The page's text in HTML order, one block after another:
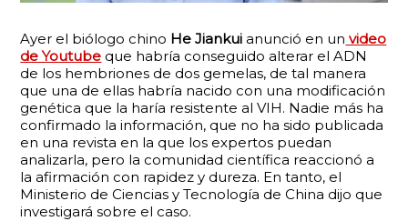
Ayer el biólogo chino He Jiankui anunció en un video
de Youtube que habría conseguido alterar el ADN
de los hembriones de dos gemelas, de tal manera
que una de ellas habría nacido con una modificación
genética que la haría resistente al VIH. Nadie más ha
confirmado la información, que no ha sido publicada
en una revista en la que los expertos puedan
analizarla, pero la comunidad científica reaccionó a
la afirmación con rapidez y dureza. En tanto, el
Ministerio de Ciencias y Tecnología de China dijo que
investigará sobre el caso.